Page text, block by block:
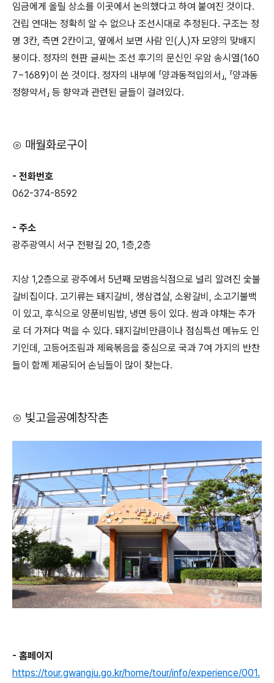
임금에게 올릴 상소를 이곳에서 논의했다고 하여 붙여진 것이다.
건립 연대는 정확히 알 수 없으나 조선시대로 추정된다. 구조는 정
명 3칸, 측면 2칸이고, 옆에서 보면 사람 인(人)자 모양의 맞배지
붕이다. 정자의 현판 글씨는 조선 후기의 문신인 우암 송시열(160
7~1689)이 쓴 것이다. 정자의 내부에 「양과동적입의서」, 「양과동
정향약서」 등 향약과 관련된 글들이 걸려있다.
⊙ 매월화로구이
- 전화번호
062-374-8592
- 주소
광주광역시 서구 전평길 20, 1층,2층
지상 1,2층으로 광주에서 5년째 모범음식점으로 널리 알려진 숯불
갈비집이다. 고기류는 돼지갈비, 생삼겹살, 소왕갈비, 소고기불백
이 있고, 후식으로 양푼비빔밥, 냉면 등이 있다. 쌈과 야채는 추가
로 더 가져다 먹을 수 있다. 돼지갈비만큼이나 점심특선 메뉴도 인
기인데, 고등어조림과 제육볶음을 중심으로 국과 7여 가지의 반찬
들이 함께 제공되어 손님들이 많이 찾는다.
⊙ 빛고을공예창작촌
- 홈페이지
https://tour.gwangju.go.kr/home/tour/info/experience/001.